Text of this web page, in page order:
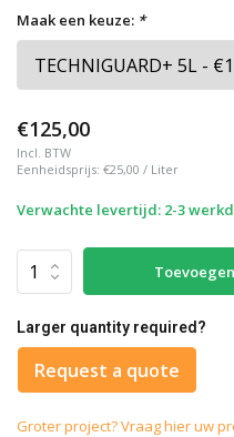
Maak een keuze: *
€125,00
Incl. BTW
Eenheidsprijs: €25,00 / Liter
Verwachte levertijd: 2-3
Larger quantity required?
Request a quote
Groter project? Vraag hier uw